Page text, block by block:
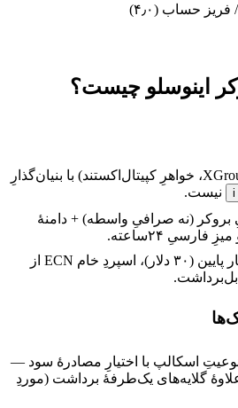
فریز حساب (۴٫۰)
اینوسلو چیست؟
گروهی اصیل (XGroup، خواهرِ کپیتال‌اکستند) با بنیان‌گذارِ
i
نیست.
بروکر (نه صرافیِ واسطه) + دامنهٔ
۲۴ساعته.
حداقل واریزِ بسیار پایین (۳۰ دلار)، اسپردِ خام ECN از
اسکالپ با اختیارِ مصادرهٔ سود —
گلایه‌های یک‌طرفهٔ برداشت (موردِ